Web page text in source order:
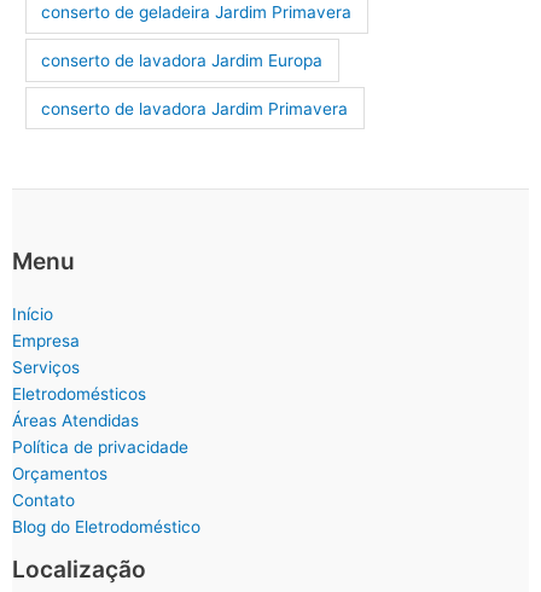
conserto de geladeira Jardim Primavera
conserto de lavadora Jardim Europa
conserto de lavadora Jardim Primavera
Menu
Início
Empresa
Serviços
Eletrodomésticos
Áreas Atendidas
Política de privacidade
Orçamentos
Contato
Blog do Eletrodoméstico
Localização